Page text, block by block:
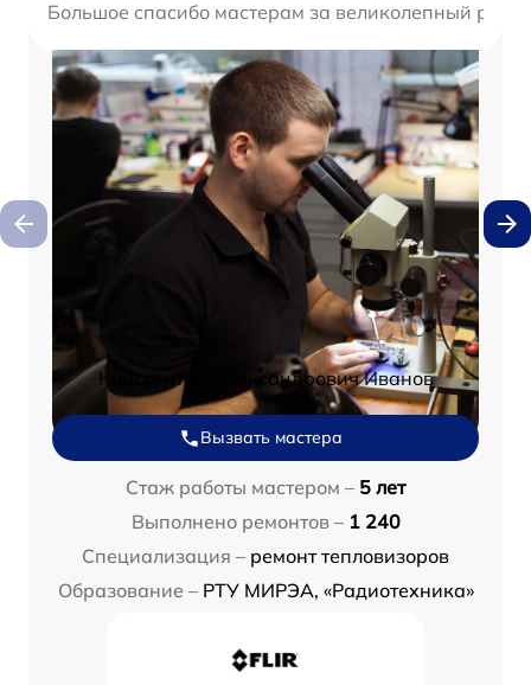
Большое спасибо мастерам за великолепный
Константин Александрович Иванов
Вызвать мастера
Стаж работы мастером – 5 лет
Выполнено ремонтов – 1 240
Специализация – ремонт тепловизоров
Образование – РТУ МИРЭА, «Радиотехника»